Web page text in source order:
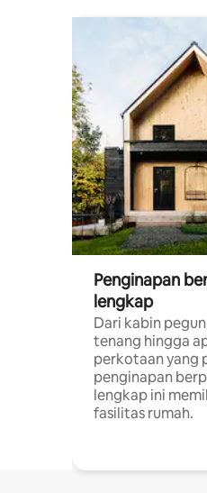
Penginapan
lengkap
Dari kabin
tenang hingga
perkotaan yang
penginapan
lengkap ini
fasilitas rumah.